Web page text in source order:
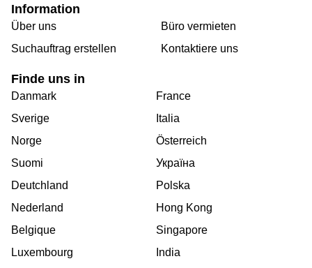
Information
Über uns
Suchauftrag erstellen
Büro vermieten
Kontaktiere uns
Finde uns in
Danmark
Sverige
Norge
Suomi
Deutchland
Nederland
Belgique
Luxembourg
France
Italia
Österreich
Україна
Polska
Hong Kong
Singapore
India